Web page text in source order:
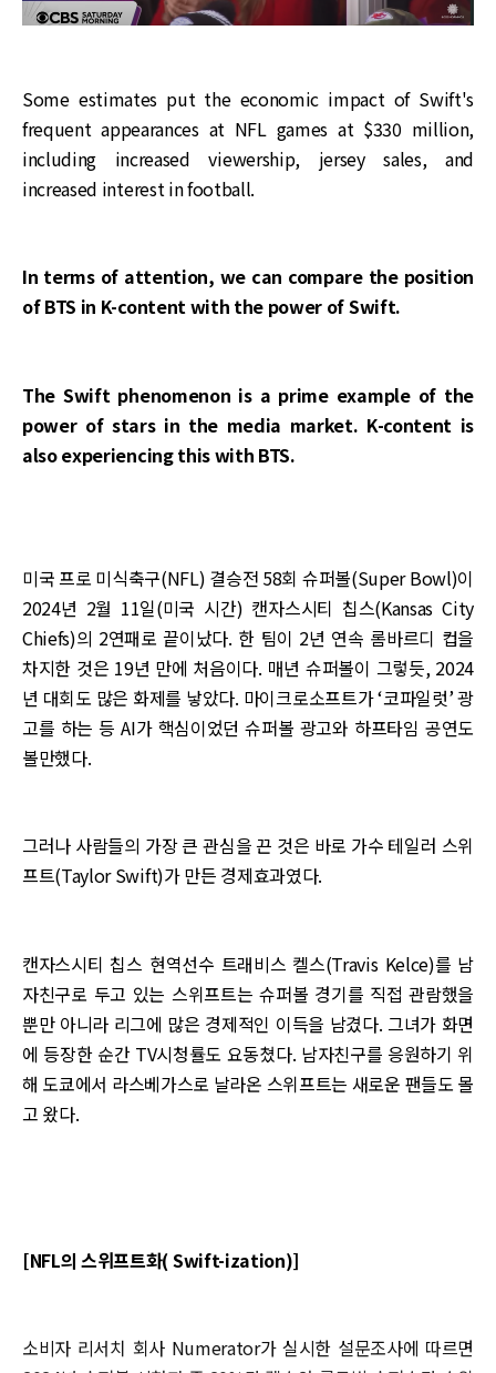
Some estimates put the economic impact of Swift's
frequent appearances at NFL games at $330 million,
including increased viewership, jersey sales, and
increased interest in football.
In terms of attention, we can compare the position
of BTS in K-content with the power of Swift.
The Swift phenomenon is a prime example of the
power of stars in the media market. K-content is
also experiencing this with BTS.
미국 프로 미식축구(NFL) 결승전 58회 슈퍼볼(Super Bowl)이
2024년 2월 11일(미국 시간) 캔자스시티 칩스(Kansas City
Chiefs)의 2연패로 끝이났다. 한 팀이 2년 연속 롬바르디 컵을
차지한 것은 19년 만에 처음이다. 매년 슈퍼볼이 그렇듯, 2024
년 대회도 많은 화제를 낳았다. 마이크로소프트가 ‘코파일럿’ 광
고를 하는 등 AI가 핵심이었던 슈퍼볼 광고와 하프타임 공연도
볼만했다.
그러나 사람들의 가장 큰 관심을 끈 것은 바로 가수 테일러 스위
프트(Taylor Swift)가 만든 경제효과였다.
캔자스시티 칩스 현역선수 트래비스 켈스(Travis Kelce)를 남
자친구로 두고 있는 스위프트는 슈퍼볼 경기를 직접 관람했을
뿐만 아니라 리그에 많은 경제적인 이득을 남겼다. 그녀가 화면
에 등장한 순간 TV시청률도 요동쳤다. 남자친구를 응원하기 위
해 도쿄에서 라스베가스로 날라온 스위프트는 새로운 팬들도 몰
고 왔다.
[NFL의 스위프트화( Swift-ization)]
소비자 리서치 회사 Numerator가 실시한 설문조사에 따르면